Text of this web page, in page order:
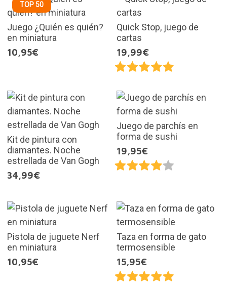
TOP 50
Juego ¿Quién es quién?
en miniatura
10,95€
Quick Stop, juego de
cartas
19,99€
Kit de pintura con
diamantes. Noche
estrellada de Van Gogh
34,99€
Juego de parchís en
forma de sushi
19,95€
Pistola de juguete Nerf
en miniatura
10,95€
Taza en forma de gato
termosensible
15,95€